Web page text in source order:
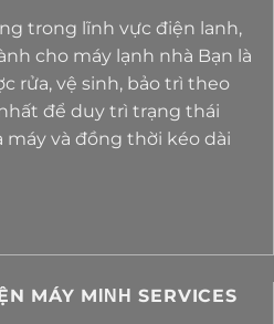
trong lĩnh vực điện lanh,
cho máy lạnh nhà Bạn là
rửa, vệ sinh, bảo trì theo
để duy trì trạng thái
và đồng thời kéo dài
MÁY MΙΝΗ SERVICES